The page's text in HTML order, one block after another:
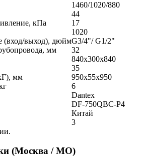
1460/1020/880
44
кПа
17
1020
(вход/выход), дюймG3/4"/ G1/2"
мм
32
840х300х840
35
мм
950х55х950
6
Dantex
DF-750QBC-P4
Китай
3
(Москва / МО)